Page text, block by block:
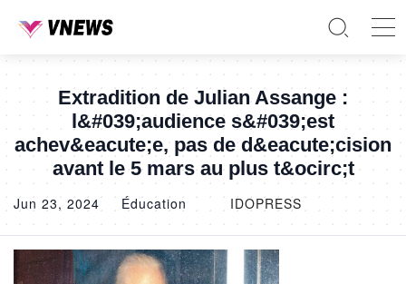
Extradition de Julian Assange :
l&#039;audience s&#039;est
achev&eacute;e, pas de d&eacute;cision
avant le 5 mars au plus t&ocirc;t
Jun 23, 2024 Éducation IDOPRESS